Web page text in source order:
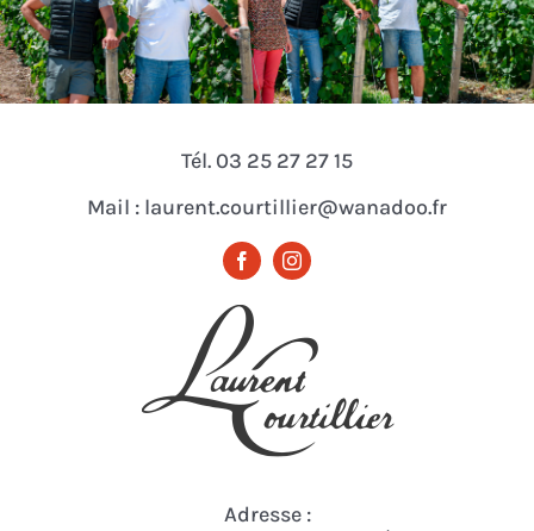
Tél. 03 25 27 27 15
Mail : laurent.courtillier@wanadoo.fr
Adresse :